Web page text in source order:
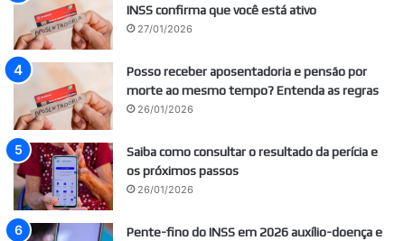
INSS confirma que você está ativo
27/01/2026
Posso receber aposentadoria e pensão por
morte ao mesmo tempo? Entenda as regras
26/01/2026
Saiba como consultar o resultado da perícia e
os próximos passos
26/01/2026
Pente-fino do INSS em 2026 auxílio-doença e